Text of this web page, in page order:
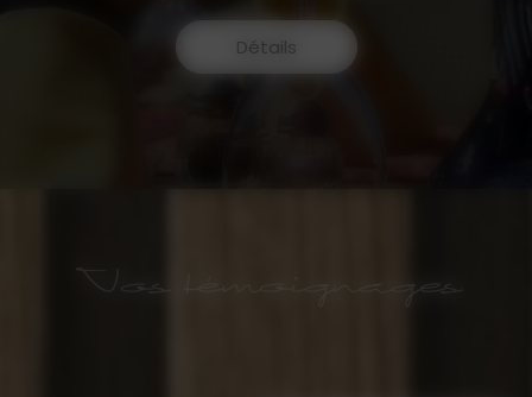
Détails
Vos témoignages